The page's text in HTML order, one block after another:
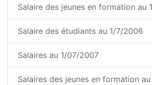
Salaire des jeunes en formation au
Salaire des étudiants au 1/7/2006
Salaires au 1/07/2007
Salaires des jeunes en formation